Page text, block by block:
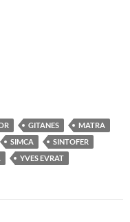
GITANES
MATRA
SIMCA
SINTOFER
YVES EVRAT